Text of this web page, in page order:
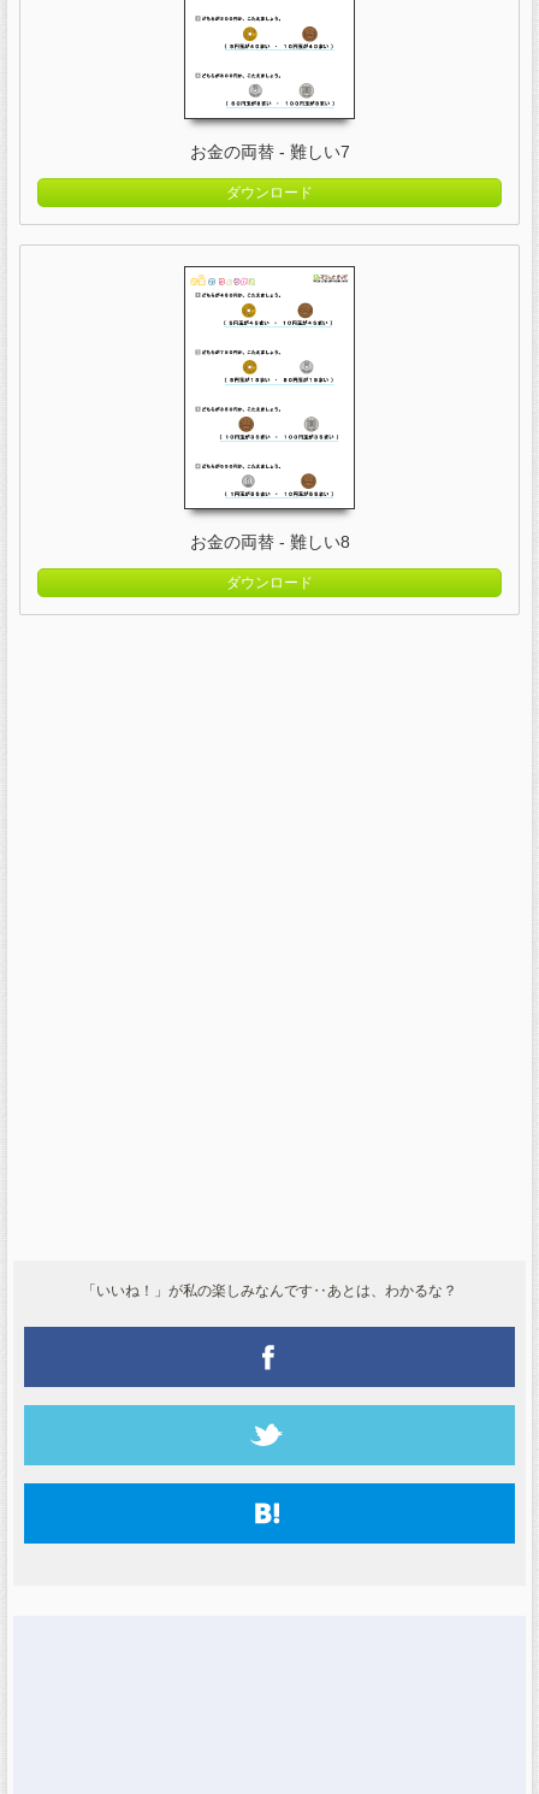
お金の両替 - 難しい7
ダウンロード
お金の両替 - 難しい8
ダウンロード
「いいね！」が私の楽しみなんです‥あとは、わかるな？